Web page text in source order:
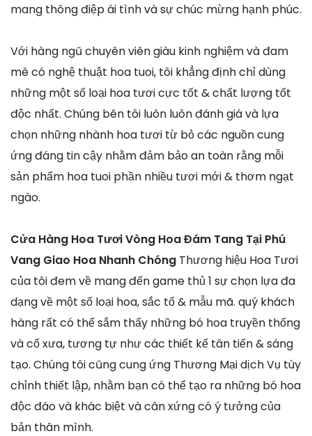
mang thông điệp ái tình và sự chúc mừng hạnh phúc.
Với hàng ngũ chuyên viên giàu kinh nghiệm và đam
mê có nghệ thuật hoa tuoi, tôi khẳng định chỉ dùng
những một số loại hoa tươi cực tốt & chất lượng tốt
độc nhất. Chúng bên tôi luôn luôn đánh giá và lựa
chọn những nhành hoa tươi từ bỏ các nguồn cung
ứng đáng tin cậy nhằm đảm bảo an toàn rằng mỗi
sản phẩm hoa tuoi phần nhiều tươi mới & thơm ngạt
ngào.
Cửa Hàng Hoa Tươi Vòng Hoa Đám Tang Tại Phú
Vang Giao Hoa Nhanh Chóng Thương hiệu Hoa Tươi
của tôi đem về mang đến game thủ 1 sự chọn lựa đa
dạng về một số loại hoa, sắc tố & mẫu mã. quý khách
hàng rất có thể sắm thấy những bó hoa truyền thống
và cổ xưa, tương tự như các thiết kế tân tiến & sáng
tạo. Chúng tôi cũng cung ứng Thương Mại dịch Vụ tùy
chỉnh thiết lập, nhằm bạn có thể tạo ra những bó hoa
độc đáo và khác biệt và cân xứng có ý tưởng của
bản thân mình.